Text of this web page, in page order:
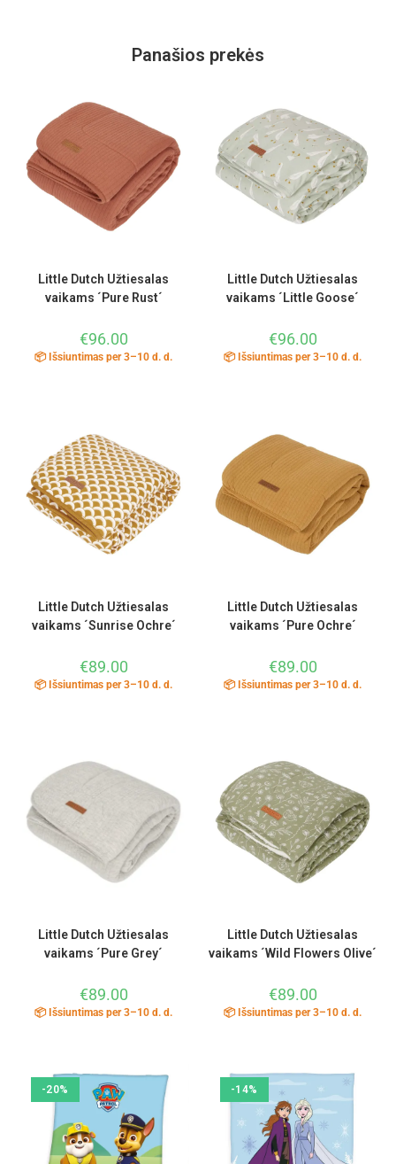
Panašios prekės
Little Dutch Užtiesalas
vaikams ´Pure Rust´
€96.00
📦 Išsiuntimas per 3–10 d. d.
Little Dutch Užtiesalas
vaikams ´Little Goose´
€96.00
📦 Išsiuntimas per 3–10 d. d.
Little Dutch Užtiesalas
vaikams ´Sunrise Ochre´
€89.00
📦 Išsiuntimas per 3–10 d. d.
Little Dutch Užtiesalas
vaikams ´Pure Ochre´
€89.00
📦 Išsiuntimas per 3–10 d. d.
Little Dutch Užtiesalas
vaikams ´Pure Grey´
€89.00
📦 Išsiuntimas per 3–10 d. d.
Little Dutch Užtiesalas
vaikams ´Wild Flowers Olive´
€89.00
📦 Išsiuntimas per 3–10 d. d.
-20% -14%